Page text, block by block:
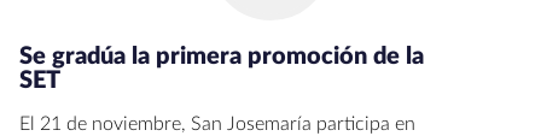
Se gradúa la primera promoción de la
SET
El 21 de noviembre, San Josemaría participa en